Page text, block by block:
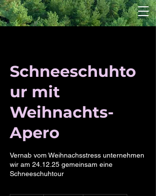
Schneeschuhto
ur mit
Weihnachts-
Apero
Vernab vom Weihnachsstress unternehmen
wir am 24.12.25 gemeinsam eine
Schneeschuhtour